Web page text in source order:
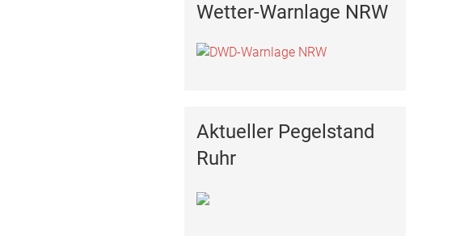
Wetter-Warnlage NRW
Aktueller Pegelstand
Ruhr